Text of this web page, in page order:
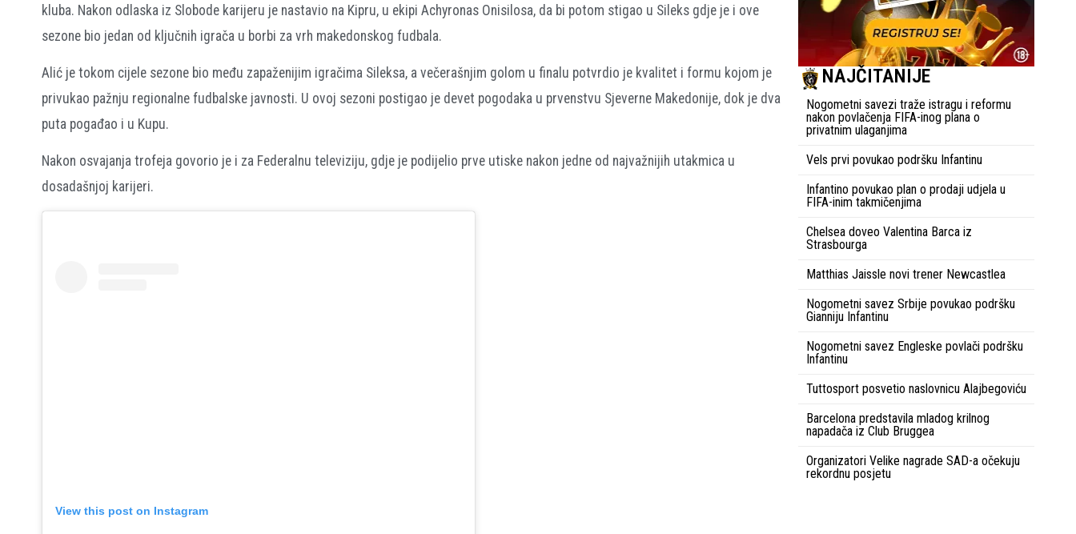
kluba. Nakon odlaska iz Slobode karijeru je nastavio na Kipru, u ekipi Achyronas Onisilosa, da bi potom stigao u Sileks gdje je i ove
sezone bio jedan od ključnih igrača u borbi za vrh makedonskog fudbala.
Alić je tokom cijele sezone bio među zapaženijim igračima Sileksa, a večerašnjim golom u finalu potvrdio je kvalitet i formu kojom je
privukao pažnju regionalne fudbalske javnosti. U ovoj sezoni postigao je devet pogodaka u prvenstvu Sjeverne Makedonije, dok je dva
puta pogađao i u Kupu.
Nakon osvajanja trofeja govorio je i za Federalnu televiziju, gdje je podijelio prve utiske nakon jedne od najvažnijih utakmica u
dosadašnjoj karijeri.
View this post on Instagram
NAJČITANIJE
Nogometni savezi traže istragu i reformu
nakon povlačenja FIFA-inog plana o
privatnim ulaganjima
Vels prvi povukao podršku Infantinu
Infantino povukao plan o prodaji udjela u
FIFA-inim takmičenjima
Chelsea doveo Valentina Barca iz
Strasbourga
Matthias Jaissle novi trener Newcastlea
Nogometni savez Srbije povukao podršku
Gianniju Infantinu
Nogometni savez Engleske povlači podršku
Infantinu
Tuttosport posvetio naslovnicu Alajbegoviću
Barcelona predstavila mladog krilnog
napadača iz Club Bruggea
Organizatori Velike nagrade SAD-a očekuju
rekordnu posjetu